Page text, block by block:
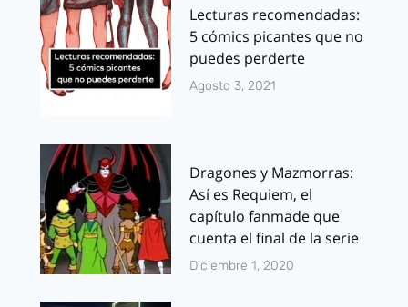
Lecturas recomendadas:
5 cómics picantes que no
puedes perderte
Agosto 3, 2021
Dragones y Mazmorras:
Así es Requiem, el
capítulo fanmade que
cuenta el final de la serie
Diciembre 1, 2020